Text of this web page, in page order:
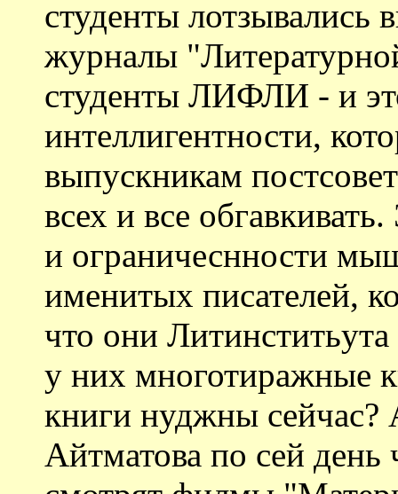
студенты
журналы
студенты ЛИФЛИ - и
интеллигентности,
выпускникам
всех и все
и ограничеснности
именитых писателей,
что они
у них многотиражные
книги нуджны сейчас?
Айтматова по сей